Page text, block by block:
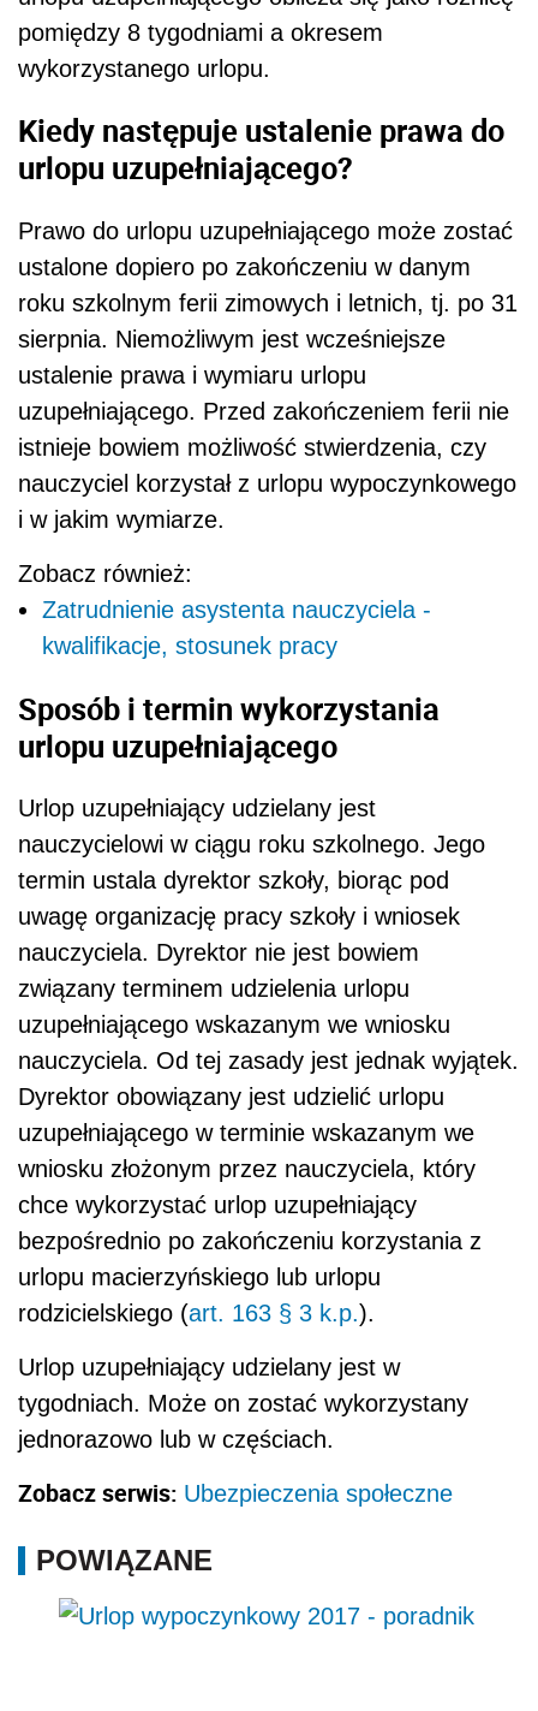
sierpnia. Niemożliwym jest wcześniejsze
ustalenie prawa i wymiaru urlopu
uzupełniającego. Przed zakończeniem ferii nie
istnieje bowiem możliwość stwierdzenia, czy
nauczyciel korzystał z urlopu wypoczynkowego
Zobacz również:
Zatrudnienie asystenta nauczyciela -
kwalifikacje, stosunek pracy
Sposób i termin wykorzystania
urlopu uzupełniającego
Urlop uzupełniający udzielany jest
nauczycielowi w ciągu roku szkolnego. Jego
nauczyciela. Dyrektor nie jest bowiem
związany terminem udzielenia urlopu
uzupełniającego wskazanym we wniosku
nauczyciela. Od tej zasady jest jednak wyjątek.
Dyrektor obowiązany jest udzielić urlopu
uzupełniającego w terminie wskazanym we
wniosku złożonym przez nauczyciela, który
chce wykorzystać urlop uzupełniający
bezpośrednio po zakończeniu korzystania z
urlopu macierzyńskiego lub urlopu
rodzicielskiego (art. 163 § 3 k.p.).
Urlop uzupełniający udzielany jest w
tygodniach. Może on zostać wykorzystany
jednorazowo lub w częściach.
Zobacz serwis:Ubezpieczenia społeczne
POWIĄZANE